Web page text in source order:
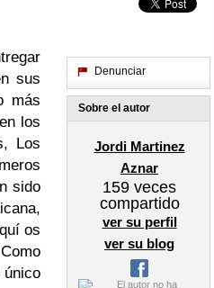
sus
más
en los
Los
sido
os
Denunciar
Sobre el autor
Jordi Martinez
Aznar
159 veces
compartido
ver su perfil
ver su blog